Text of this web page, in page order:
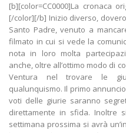
[b][color=CC0000]La cronaca
[/color][/b] Inizio diverso,
Santo Padre, venuto a
filmato in cui si vede la
nota in loro molta
anche, oltre all’ottimo modo di
Ventura nel trovare le
qualunquismo. Il primo
voti delle giurie saranno
direttamente in sfida. Inoltre
settimana prossima si avrà